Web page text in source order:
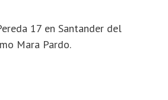
17 en Santander del
Mara Pardo.